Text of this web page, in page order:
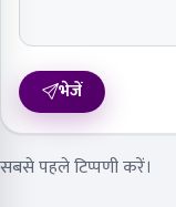
भेजें
सबसे पहले टिप्पणी करें।